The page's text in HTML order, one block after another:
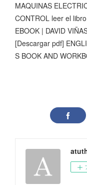
MAQUINAS
CONTROL leer el libro
EBOOK | DAVID
[Descargar pdf]
S BOOK AND